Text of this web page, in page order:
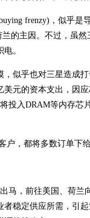
frenzy)，似乎是
的主因。不过，虽
。
似乎也对三星造成打
美元的资本支出，因
投入DRAM等内存芯
，都将多数订单下
，前往美国、荷兰
稳定供应所需，引